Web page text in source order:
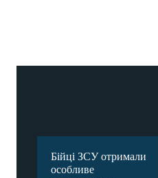
Бійці ЗСУ отримали
особливе